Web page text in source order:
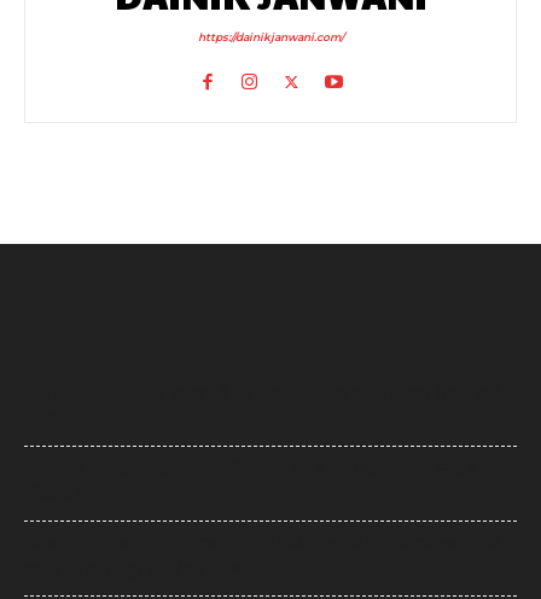
https://dainikjanwani.com/